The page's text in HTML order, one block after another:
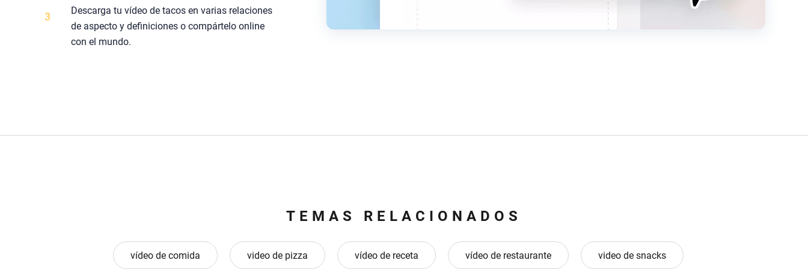
3
Descarga tu vídeo de tacos en varias relaciones
de aspecto y definiciones o compártelo online
con el mundo.
TEMAS RELACIONADOS
vídeo de comida video de pizza vídeo de receta vídeo de restaurante video de snacks